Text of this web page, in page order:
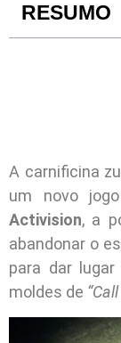
RESUMO
A carnificina
um novo
Activision, a
abandonar o
para dar
moldes de